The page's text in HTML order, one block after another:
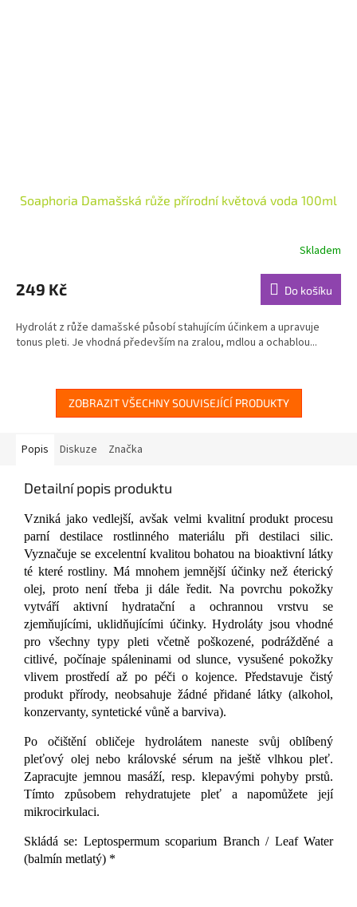
Soaphoria Damašská růže přírodní květová voda 100ml
produktu
je
z
5
Skladem
249 Kč Do košíku
Hydrolát z růže damašské působí stahujícím účinkem a upravuje
tonus pleti. Je vhodná především na zralou, mdlou a ochablou...
ZOBRAZIT VŠECHNY SOUVISEJÍCÍ PRODUKTY
Popis Diskuze Značka
Detailní popis produktu
Vzniká jako vedlejší, avšak velmi kvalitní produkt procesu
parní destilace rostlinného materiálu při destilaci silic.
Vyznačuje se excelentní kvalitou bohatou na bioaktivní látky
té které rostliny. Má mnohem jemnější účinky než éterický
olej, proto není třeba ji dále ředit. Na povrchu pokožky
vytváří aktivní hydratační a ochrannou vrstvu se
zjemňujícími, uklidňujícími účinky. Hydroláty jsou vhodné
pro všechny typy pleti včetně poškozené, podrážděné a
citlivé, počínaje spáleninami od slunce, vysušené pokožky
vlivem prostředí až po péči o kojence. Představuje čistý
produkt přírody, neobsahuje žádné přidané látky (alkohol,
konzervanty, syntetické vůně a barviva).
Po očištění obličeje hydrolátem naneste svůj oblíbený
pleťový olej nebo královské sérum na ještě vlhkou pleť.
Zapracujte jemnou masáží, resp. klepavými pohyby prstů.
Tímto způsobem rehydratujete pleť a napomůžete její
mikrocirkulaci.
Skládá se: Leptospermum scoparium Branch / Leaf Water
(balmín metlatý) *